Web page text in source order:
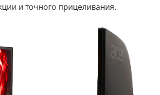
и точного прицеливания.